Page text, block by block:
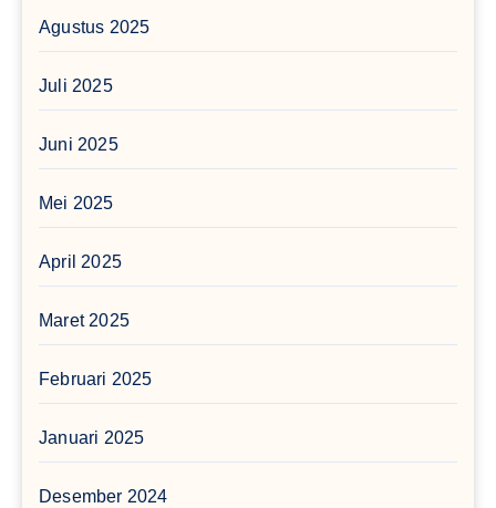
Agustus 2025
Juli 2025
Juni 2025
Mei 2025
April 2025
Maret 2025
Februari 2025
Januari 2025
Desember 2024